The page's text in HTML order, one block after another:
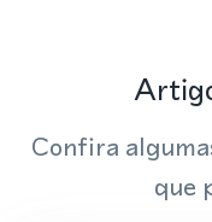
Confira
que